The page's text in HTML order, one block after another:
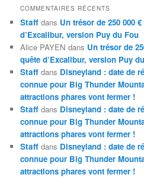
COMMENTAIRES RÉCENTS
Staff dans Un trésor de 250 000
d’Excalibur, version Puy du Fou
Alice PAYEN dans Un trésor de
quête d’Excalibur, version Puy
Staff dans Disneyland : date de
connue pour Big Thunder
attractions phares vont fermer !
Staff dans Disneyland : date de
connue pour Big Thunder
attractions phares vont fermer !
Staff dans Disneyland : date de
connue pour Big Thunder
attractions phares vont fermer !